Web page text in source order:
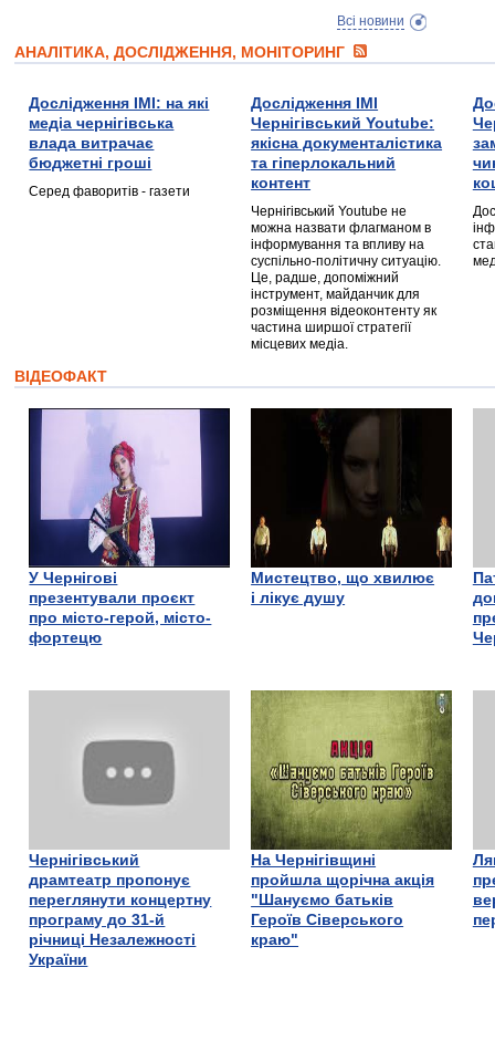
Всі новини
АНАЛІТИКА, ДОСЛІДЖЕННЯ, МОНІТОРИНГ
Дослідження ІМІ: на які
медіа чернігівська
влада витрачає
бюджетні гроші
Серед фаворитів - газети
Дослідження ІМІ
Чернігівський Youtube:
якісна документалістика
та гіперлокальний
контент
Чернігівський Youtube не
можна назвати флагманом в
інформування та впливу на
суспільно-політичну ситуацію.
Це, радше, допоміжний
інструмент, майданчик для
розміщення відеоконтенту як
частина ширшої стратегії
місцевих медіа.
ВІДЕОФАКТ
У Чернігові
презентували проєкт
про місто-герой, місто-
фортецю
Мистецтво, що хвилює
і лікує душу
Чернігівський
драмтеатр пропонує
переглянути концертну
програму до 31-й
річниці Незалежності
України
На Чернігівщині
пройшла щорічна акція
"Шануємо батьків
Героїв Сіверського
краю"